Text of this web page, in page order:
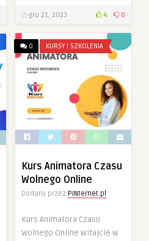
gru 21, 2023 4 0
0 KURSY I SZKOLENIA
Kurs Animatora Czasu
Wolnego Online
Dodany przez PINternet.pl
Kurs Animatora Czasu
Wolnego Online Witajcie w